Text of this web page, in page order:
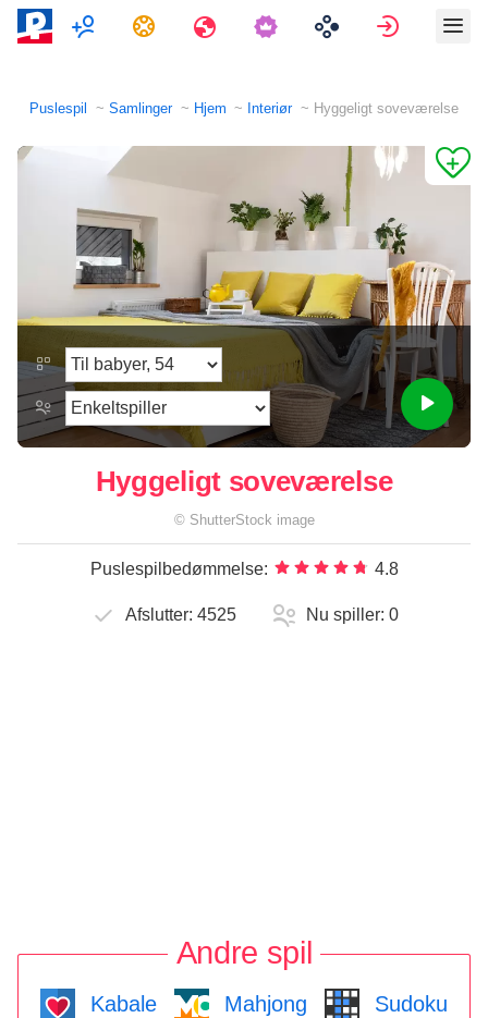
MultiplayerOpgaver Rejser Log ind
Puslespil Samlinger Hjem Interiør Hyggeligt soveværelse
Hyggeligt soveværelse
© ShutterStock image
Puslespilbedømmelse: 4.8
Afslutter: 4525 Nu spiller: 0
Andre spil
Kabale Mahjong Sudoku